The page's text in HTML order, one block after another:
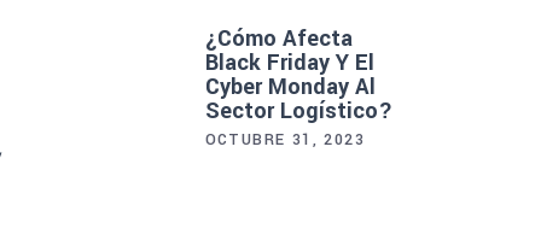
¿Cómo Afecta
Black Friday Y El
Cyber Monday Al
Sector Logístico?
OCTUBRE 31, 2023